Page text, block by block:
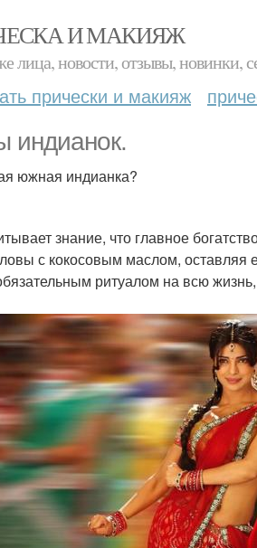
И МАКИЯЖ
лица, новости, отзывы, новинки,
прически и макияж
индианок.
южная индианка?
знание, что главное
с кокосовым маслом, оставляя
ритуалом на всю